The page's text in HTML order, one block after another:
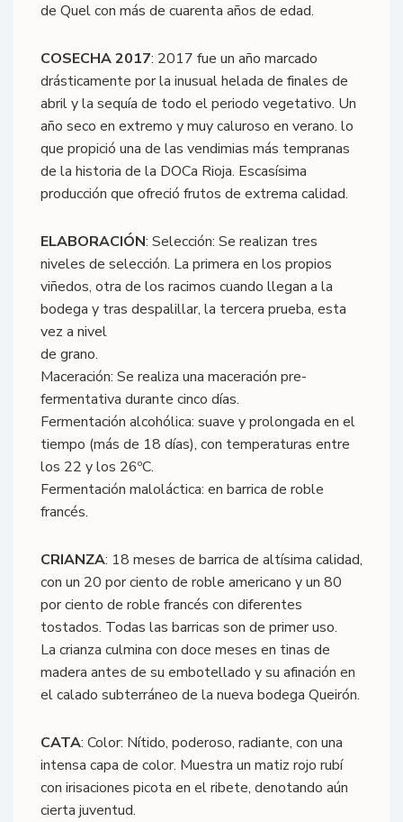
de Quel con más de cuarenta años de edad.
COSECHA 2017: 2017 fue un año marcado
drásticamente por la inusual helada de finales de
abril y la sequía de todo el periodo vegetativo. Un
año seco en extremo y muy caluroso en verano. lo
que propició una de las vendimias más tempranas
de la historia de la DOCa Rioja. Escasísima
producción que ofreció frutos de extrema calidad.
ELABORACIÓN: Selección: Se realizan tres
niveles de selección. La primera en los propios
viñedos, otra de los racimos cuando llegan a la
bodega y tras despalillar, la tercera prueba, esta
vez a nivel
de grano.
Maceración: Se realiza una maceración pre-
fermentativa durante cinco días.
Fermentación alcohólica: suave y prolongada en el
tiempo (más de 18 días), con temperaturas entre
los 22 y los 26ºC.
Fermentación maloláctica: en barrica de roble
francés.
CRIANZA: 18 meses de barrica de altísima calidad,
con un 20 por ciento de roble americano y un 80
por ciento de roble francés con diferentes
tostados. Todas las barricas son de primer uso.
La crianza culmina con doce meses en tinas de
madera antes de su embotellado y su afinación en
el calado subterráneo de la nueva bodega Queirón.
CATA: Color: Nítido, poderoso, radiante, con una
intensa capa de color. Muestra un matiz rojo rubí
con irisaciones picota en el ribete, denotando aún
cierta juventud.